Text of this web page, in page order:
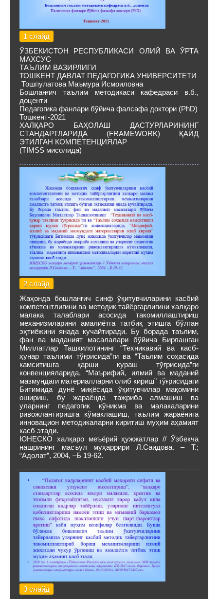
1 слайд
ЎЗБЕКИСТОН РЕСПУБЛИКАСИ ОЛИЙ ВА ЎРТА
МАХСУС
ТАЪЛИМ ВАЗИРЛИГИ
ТОШКЕНТ ДАВЛАТ ПЕДАГОГИКА УНИВЕРСИТЕТИ
Тошпулатова Маъмура Исмоиловна
Бошланғич таълим методикаси кафедраси в.б.,
доценти
Педагогика фанлари бўйича фалсафа доктори (PhD)
Тошкент-2021
ХАЛҚАРО БАҲОЛАШ ДАСТУРЛАРИНИНГ
СТАНДАРТЛАРИДА (FRAMEWORK) ҚАЙД
ЭТИЛГАН КОМПЕТЕНЦИЯЛАР
(TIMSS мисолида)
2 слайд
Жаҳонда бошланғич синф ўқитувчиларини касбий
компетентлигини ва методик тайёргарлигини халқаро
малака талаблари асосида такомиллаштириш
механизмларини амалиётга татбиқ этишга бўлган
эҳтиёжини янада кучайтиради. Бу борада таълим,
фан ва маданият масалалари бўйича Бирлашган
Миллатлар Ташкилотининг “Техникавий ва касб-
ҳунар таълими тўғрисида”ги ва “Таълим соҳасида
камситишга қарши кураш тўғрисида”ги
конвенцияларида, “Маърифий, илмий ва маданий
мазмундаги материалларни олиб кириш” тўғрисидаги
Битимида дунё миқёсида ўқитувчилар мақомини
ошириш, бу жараёнда тажриба алмашиш ва
уларнинг педагогик кўникма ва малакаларини
ривожлантиришга кўмаклашиш, таълим жараёнига
инновацион методикаларни киритиш муҳим аҳамият
касб этади.
ЮНЕСКО халқаро меъёрий ҳужжатлар // Ўзбекча
нашрининг масъул муҳаррири Л.Саидова. – Т.;
“Адолат”, 2004, –Б 19-62.
3 слайд